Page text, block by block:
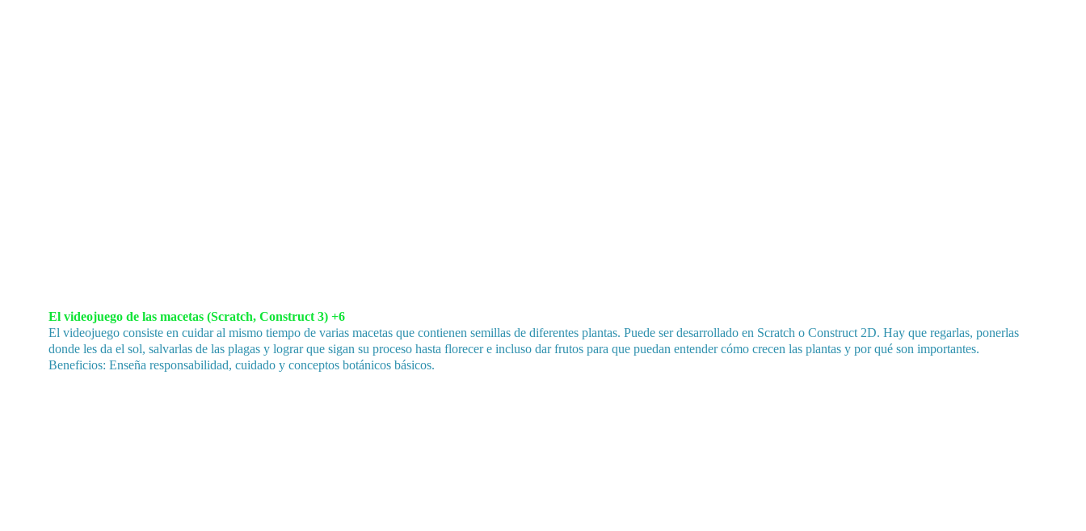
El videojuego de las macetas (Scratch, Construct 3) +6
El videojuego consiste en cuidar al mismo tiempo de varias macetas que contienen semillas de diferentes plantas. Puede ser desarrollado en Scratch o Construct 2D. Hay que regarlas, ponerlas
donde les da el sol, salvarlas de las plagas y lograr que sigan su proceso hasta florecer e incluso dar frutos para que puedan entender cómo crecen las plantas y por qué son importantes.
Beneficios: Enseña responsabilidad, cuidado y conceptos botánicos básicos.